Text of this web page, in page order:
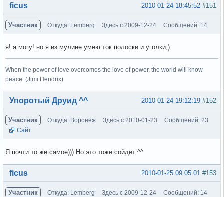
#151
2010-01-24 18:45:52
ficus
Участник Откуда: Lemberg Здесь с 2009-12-24 Сообщений: 14
я! я могу! но я из мулине умею ток полоски и уголки;)
When the power of love overcomes the love of power, the world will know
peace. (Jimi Hendrix)
Вне форума #152
2010-01-24 19:12:19
Упоротый Друид ^^
Участник Откуда: Воронеж Здесь с 2010-01-23
Сообщений: 23
Сайт
Я почти то же самое))) Но это тоже сойдет ^^
Вне форума #153
2010-01-25 09:05:01
ficus
Участник Откуда: Lemberg Здесь с 2009-12-24 Сообщений: 14